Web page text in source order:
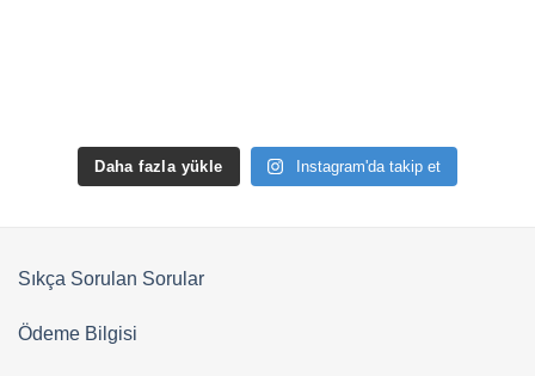
Daha fazla yükle Instagram'da takip et
Sıkça Sorulan Sorular
Ödeme Bilgisi